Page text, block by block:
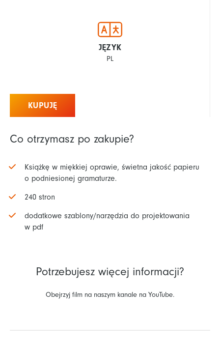
JĘZYK
PL
KUPUJĘ
Co otrzymasz po zakupie?
Książkę w miękkiej oprawie, świetna jakość papieru
o podniesionej gramaturze.
240 stron
dodatkowe szablony/narzędzia do projektowania
w pdf
Potrzebujesz więcej informacji?
Obejrzyj film na naszym kanale na YouTube.